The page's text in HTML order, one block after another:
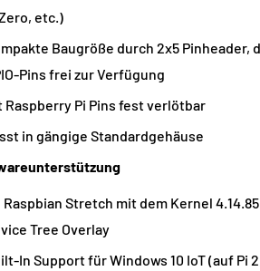
etc.)
Baugröße durch 2x5
Pins frei zur Verfügung
Raspberry Pi Pins fest verlötbar
in gängige Standardgehäuse
Raspbian Stretch mit dem Kernel
Tree Overlay
In Support für Windows 10 IoT (auf Pi